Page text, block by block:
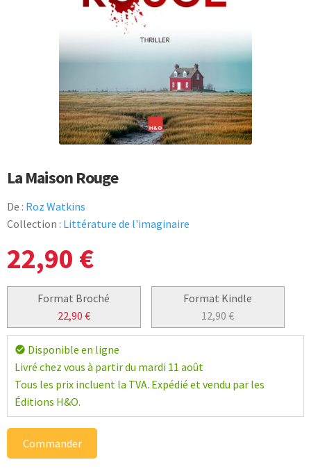
La Maison Rouge
De : Roz Watkins
Collection : Littérature de l'imaginaire
22,90 €
Format Broché
22,90 €
Format Kindle
12,90€
check_circle Disponible en ligne
Livré chez vous à partir du mardi 11 août
Tous les prix incluent la TVA. Expédié et vendu par les
Éditions H&O.
Commander